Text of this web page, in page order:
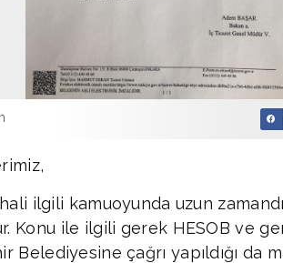
ilgili kamuoyunda uzun
Konu ile ilgili gerek HESOB ve
Belediyesine çağrı yapıldığı da